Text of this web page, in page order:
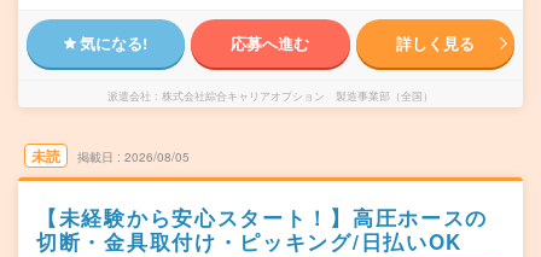
気になる! 応募へ進む 詳しく見る
派遣会社 株式会社綜合キャリアオプション 製造事業部（全国）
未読 掲載日 2026/08/05
【未経験から安心スタート！】高圧ホースの
切断・金具取付け・ピッキング/日払いOK